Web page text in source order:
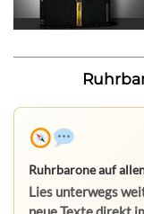
Ruhrbarone auf
Lies unterwegs